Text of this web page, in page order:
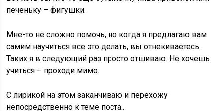
печеньку – фигушки.
Мне-то не сложно помочь, но когда я предлагаю вам
самим научиться все это делать, вы отнекиваетесь.
Таких я в следующий раз просто отшиваю. Не хочешь
учиться – проходи мимо.
С лирикой на этом заканчиваю и перехожу
непосредственно к теме поста..